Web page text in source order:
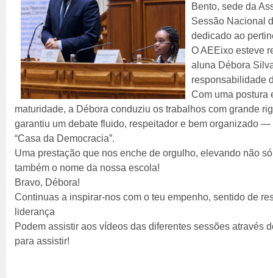
Bento, sede da
Sessão Nacional
dedicado ao
O AEEixo esteve
aluna Débora
responsabilidade
Com uma postura
maturidade, a Débora conduziu os trabalhos com grande
garantiu um debate fluido, respeitador e bem organizado
“Casa da Democracia”.
Uma prestação que nos enche de orgulho, elevando não
também o nome da nossa escola!
Bravo, Débora!
Continuas a inspirar-nos com o teu empenho, sentido de
liderança
Podem assistir aos vídeos das diferentes sessões através
para assistir!